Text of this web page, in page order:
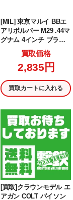
[MIL] 東京マルイ BBエ
アリボルバー M29 .44マ
グナム 4インチ ブラッ
クモデル(No.5) (10歳以
上専用)
買取価格
2,835円
買取カートに入れる
[買取]クラウンモデル エ
アガン COLT パイソン